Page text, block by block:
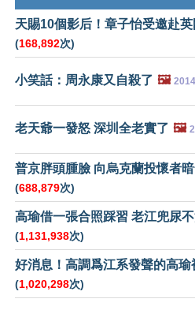
天賜10個影后！章子怡受邀赴
(168,892次)
小笑話：周永康又自殺了 🖼️
老天爺一發怒 深圳全老實了 🖼️
普京胖頭腫臉 向烏克蘭投懷者
(688,879次)
高瑜借一張合照踩習 老江兜尿
(1,131,938次)
好消息！高調爲江系發聲的高瑜
(1,020,298次)